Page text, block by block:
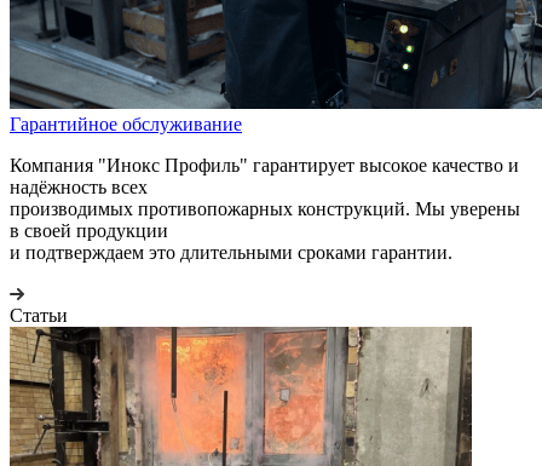
Гарантийное обслуживание
Компания "Инокс Профиль" гарантирует высокое качество и
надёжность всех
производимых противопожарных конструкций. Мы уверены
в своей продукции
и подтверждаем это длительными сроками гарантии.
Статьи